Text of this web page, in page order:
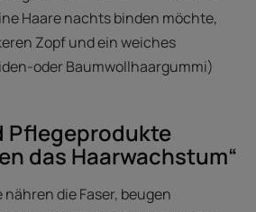
Haare nachts binden möchte,
Zopf und ein weiches
oder Baumwollhaargummi)
Pflegeprodukte
das Haarwachstum“
die Faser, beugen